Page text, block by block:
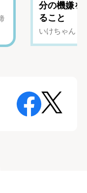
分の機嫌を
ること
いけちゃん（